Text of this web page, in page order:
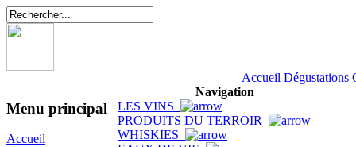
Accueil Dégustations
Menu principal
Accueil
Navigation
LES VINS
PRODUITS DU TERROIR
WHISKIES